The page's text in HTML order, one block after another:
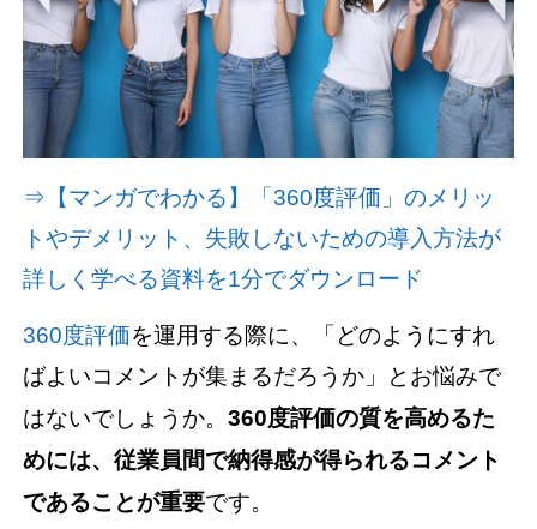
資料請求(無料) お見積もり依頼
⇒【マンガでわかる】「360度評価」のメリッ
トやデメリット、失敗しないための導入方法が
詳しく学べる資料を1分でダウンロード
360度評価を運用する際に、「どのようにすれ
ばよいコメントが集まるだろうか」とお悩みで
はないでしょうか。360度評価の質を高めるた
めには、従業員間で納得感が得られるコメント
であることが重要です。